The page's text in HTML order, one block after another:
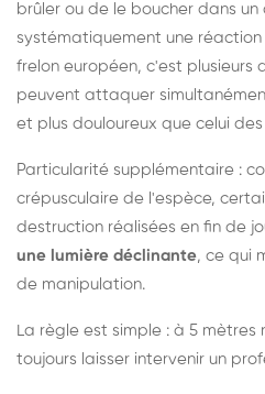
brûler ou de le boucher dans
systématiquement une réaction
frelon européen, c'est plusieurs
peuvent attaquer
et plus douloureux que celui
Particularité supplémentaire :
crépusculaire de l'espèce,
destruction réalisées en fin de
une lumière déclinante, ce qui
de manipulation.
La règle est simple : à 5 mètres
toujours laisser intervenir un